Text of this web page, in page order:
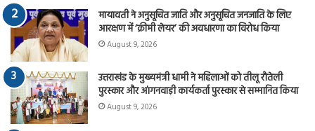
मायावती ने अनुसूचित जाति और अनुसूचित जनजाति के लिए
आरक्षण में ‘क्रीमी लेयर’ की अवधारणा का विरोध किया
August 9, 2026
उत्तराखंड के मुख्यमंत्री धामी ने महिलाओं को तीलू रौतेली
पुरस्कार और आंगनवाड़ी कार्यकर्ता पुरस्कार से सम्मानित किया
August 9, 2026